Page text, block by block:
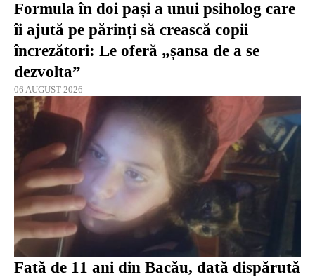
Formula în doi pași a unui psiholog care
îi ajută pe părinți să crească copii
încrezători: Le oferă „șansa de a se
dezvolta”
06 AUGUST 2026
Fată de 11 ani din Bacău, dată dispărută